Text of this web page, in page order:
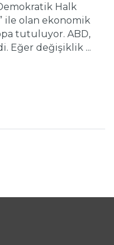
Halk
ile olan ekonomik
tutuluyor. ABD,
Eğer değişiklik ...